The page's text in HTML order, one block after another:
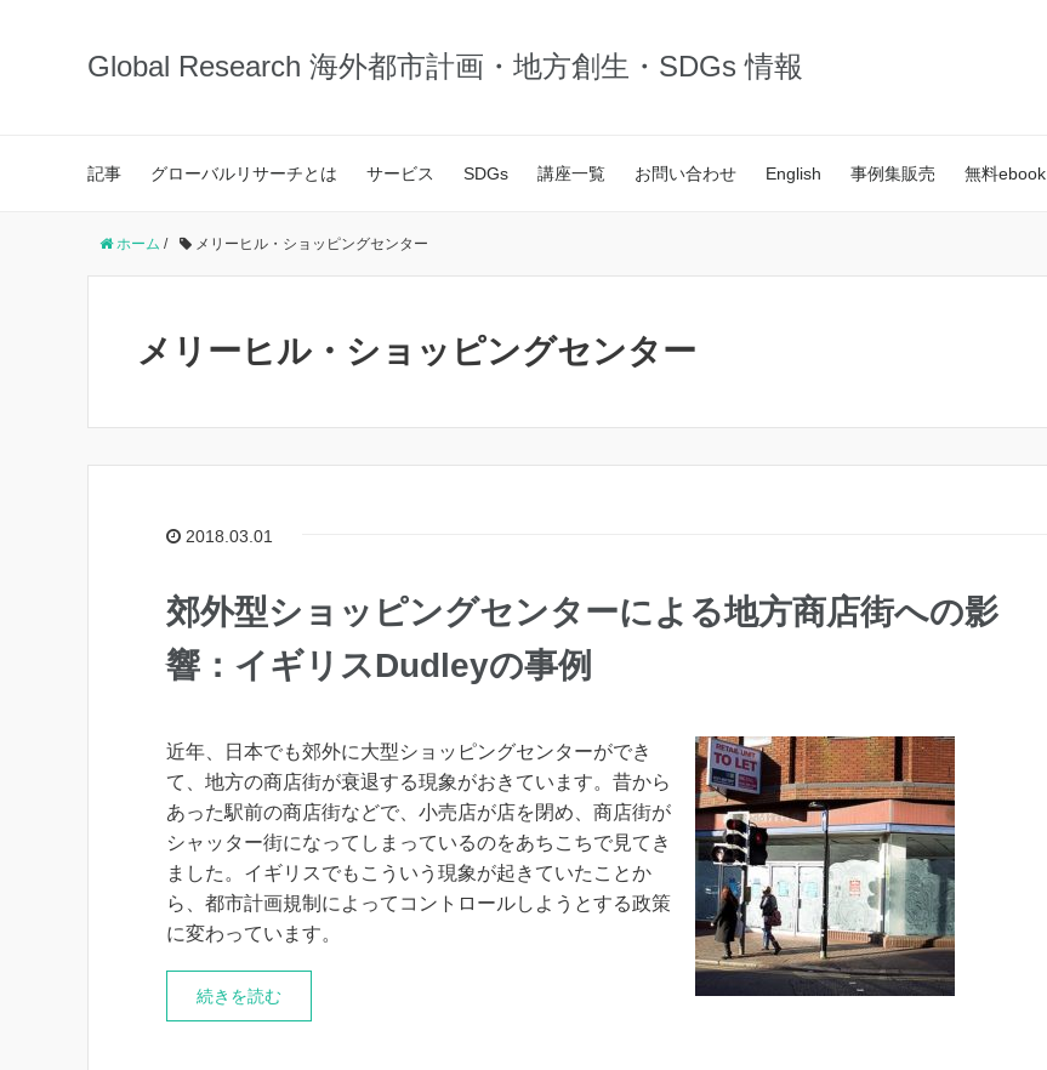
Global Research 海外都市計画・地方創生・SDGs 情報
記事 グローバルリサーチとは サービス SDGs 講座一覧 お問い合わせ English 事例集販売 無料ebook
ホーム / メリーヒル・ショッピングセンター
メリーヒル・ショッピングセンター
2018.03.01
郊外型ショッピングセンターによる地方商店街への影
響：イギリスDudleyの事例
近年、日本でも郊外に大型ショッピングセンターができ
て、地方の商店街が衰退する現象がおきています。昔から
あった駅前の商店街などで、小売店が店を閉め、商店街が
シャッター街になってしまっているのをあちこちで見てき
ました。イギリスでもこういう現象が起きていたことか
ら、都市計画規制によってコントロールしようとする政策
に変わっています。
続きを読む